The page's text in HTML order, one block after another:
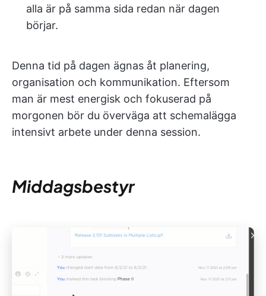
alla är på samma sida redan när dagen
börjar.
Denna tid på dagen ägnas åt planering,
organisation och kommunikation. Eftersom
man är mest energisk och fokuserad på
morgonen bör du överväga att schemalägga
intensivt arbete under denna session.
Middagsbestyr